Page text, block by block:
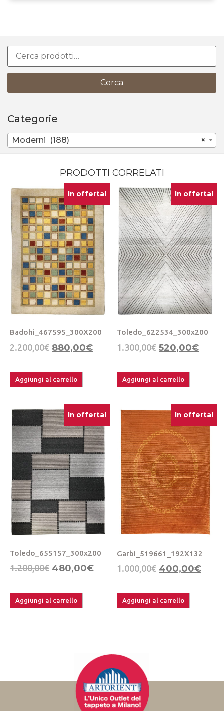
Cerca
Categorie
×
Moderni (188)
PRODOTTI CORRELATI
In offerta!
Badohi_467595_300X200
2.200,00€ 880,00€
Aggiungi al carrello
In offerta!
Toledo_622534_300x200
1.300,00€ 520,00€
Aggiungi al carrello
In offerta!
Toledo_655157_300x200
1.200,00€ 480,00€
Aggiungi al carrello
In offerta!
Garbi_519661_192X132
1.000,00€ 400,00€
Aggiungi al carrello